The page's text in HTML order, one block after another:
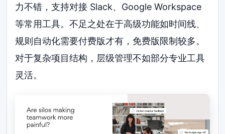
力不错，支持对接 Slack、Google Workspace
等常用工具。不足之处在于高级功能如时间线、
规则自动化需要付费版才有，免费版限制较多。
对于复杂项目结构，层级管理不如部分专业工具
灵活。